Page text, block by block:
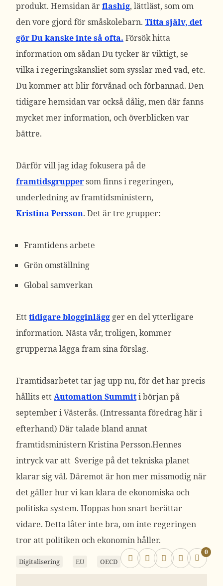
produkt. Hemsidan ärflashig, lättläst, som om
den vore gjord för småskolebarn. Titta själv, det
gör Du kanske inte så ofta. Försök hitta
information om sådan Du tycker är viktigt, se
vilka i regeringskansliet som sysslar med vad, etc.
Du kommer att blir förvånad och förbannad. Den
tidigare hemsidan var också dålig, men där fanns
mycket mer information, och överblicken var
bättre.
Därför vill jag idag fokusera på de
framtidsgruppersom finns i regeringen,
underledning av framtidsministern,
Kristina Persson. Det är tre grupper:
Framtidens arbete
Grön omställning
Global samverkan
Etttidigare blogginlägg ger en del ytterligare
information. Nästa vår, troligen, kommer
grupperna lägga fram sina förslag.
Framtidsarbetet tar jag upp nu, för det har precis
hållits ettAutomation Summiti början på
september i Västerås. (Intressanta föredrag här i
efterhand) Där talade bland annat
framtidsministern Kristina Persson.Hennes
intryck var att Sverige på det tekniska planet
klarar sig väl. Däremot är hon mer missmodig när
det gäller hur vi kan klara de ekonomiska och
politiska system. Hoppas hon snart berättar
vidare. Detta låter inte bra, om inte regeringen
tror att politiken och ekonomin håller.
Digitalisering EU OECD
0